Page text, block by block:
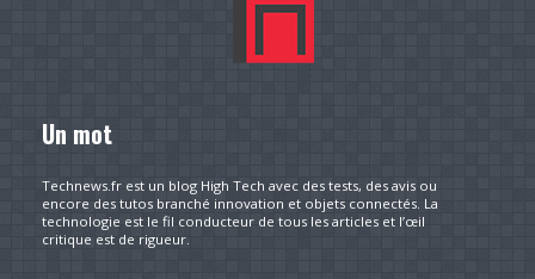
Un mot
Technews.fr est un blog High Tech avec des tests, des avis ou
encore des tutos branché innovation et objets connectés. La
technologie est le fil conducteur de tous les articles et l’œil
critique est de rigueur.